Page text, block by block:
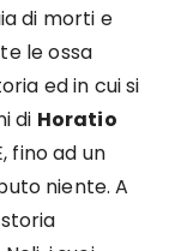
di morti e
le ossa
ed in cui si
di Horatio
fino ad un
niente. A